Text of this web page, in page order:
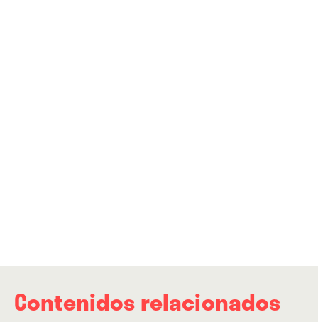
Contenidos relacionados